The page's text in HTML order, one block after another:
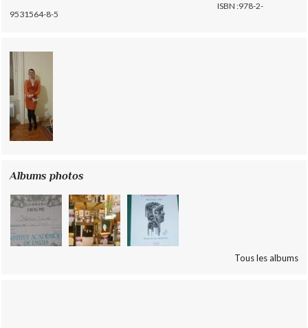
ISBN :978-2-
9531564-8-5
Albums photos
Tous les albums